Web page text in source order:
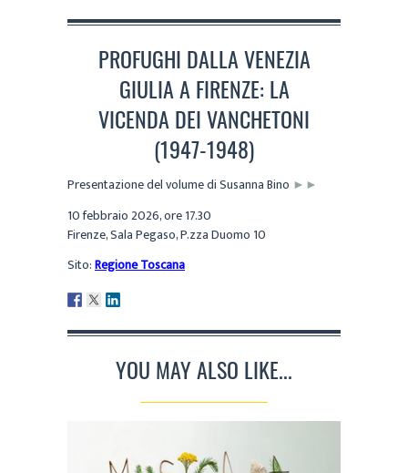
PROFUGHI DALLA VENEZIA
GIULIA A FIRENZE: LA
VICENDA DEI VANCHETONI
(1947-1948)
Presentazione del volume di Susanna Bino ►►
10 febbraio 2026, ore 17.30
Firenze, Sala Pegaso, P.zza Duomo 10
Sito:Regione Toscana
YOU MAY ALSO LIKE...